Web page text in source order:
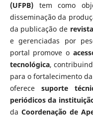
(UFPB)tem como
disseminação da
da publicação de
e gerenciadas por
portal promove o
tecnológica,
para o fortalecimento
oferece suporte
periódicos da
da Coordenação de